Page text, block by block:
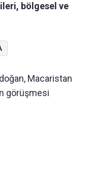
bölgesel ve
Macaristan
görüşmesi